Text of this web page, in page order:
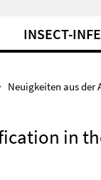
INSECT-
Neuigkeiten aus der
in